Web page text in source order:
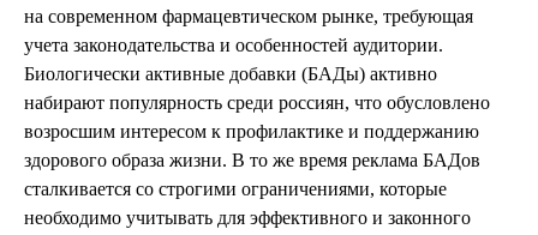
на современном фармацевтическом рынке, требующая
учета законодательства и особенностей аудитории.
Биологически активные добавки (БАДы) активно
набирают популярность среди россиян, что обусловлено
возросшим интересом к профилактике и поддержанию
здорового образа жизни. В то же время реклама БАДов
сталкивается со строгими ограничениями, которые
необходимо учитывать для эффективного и законного